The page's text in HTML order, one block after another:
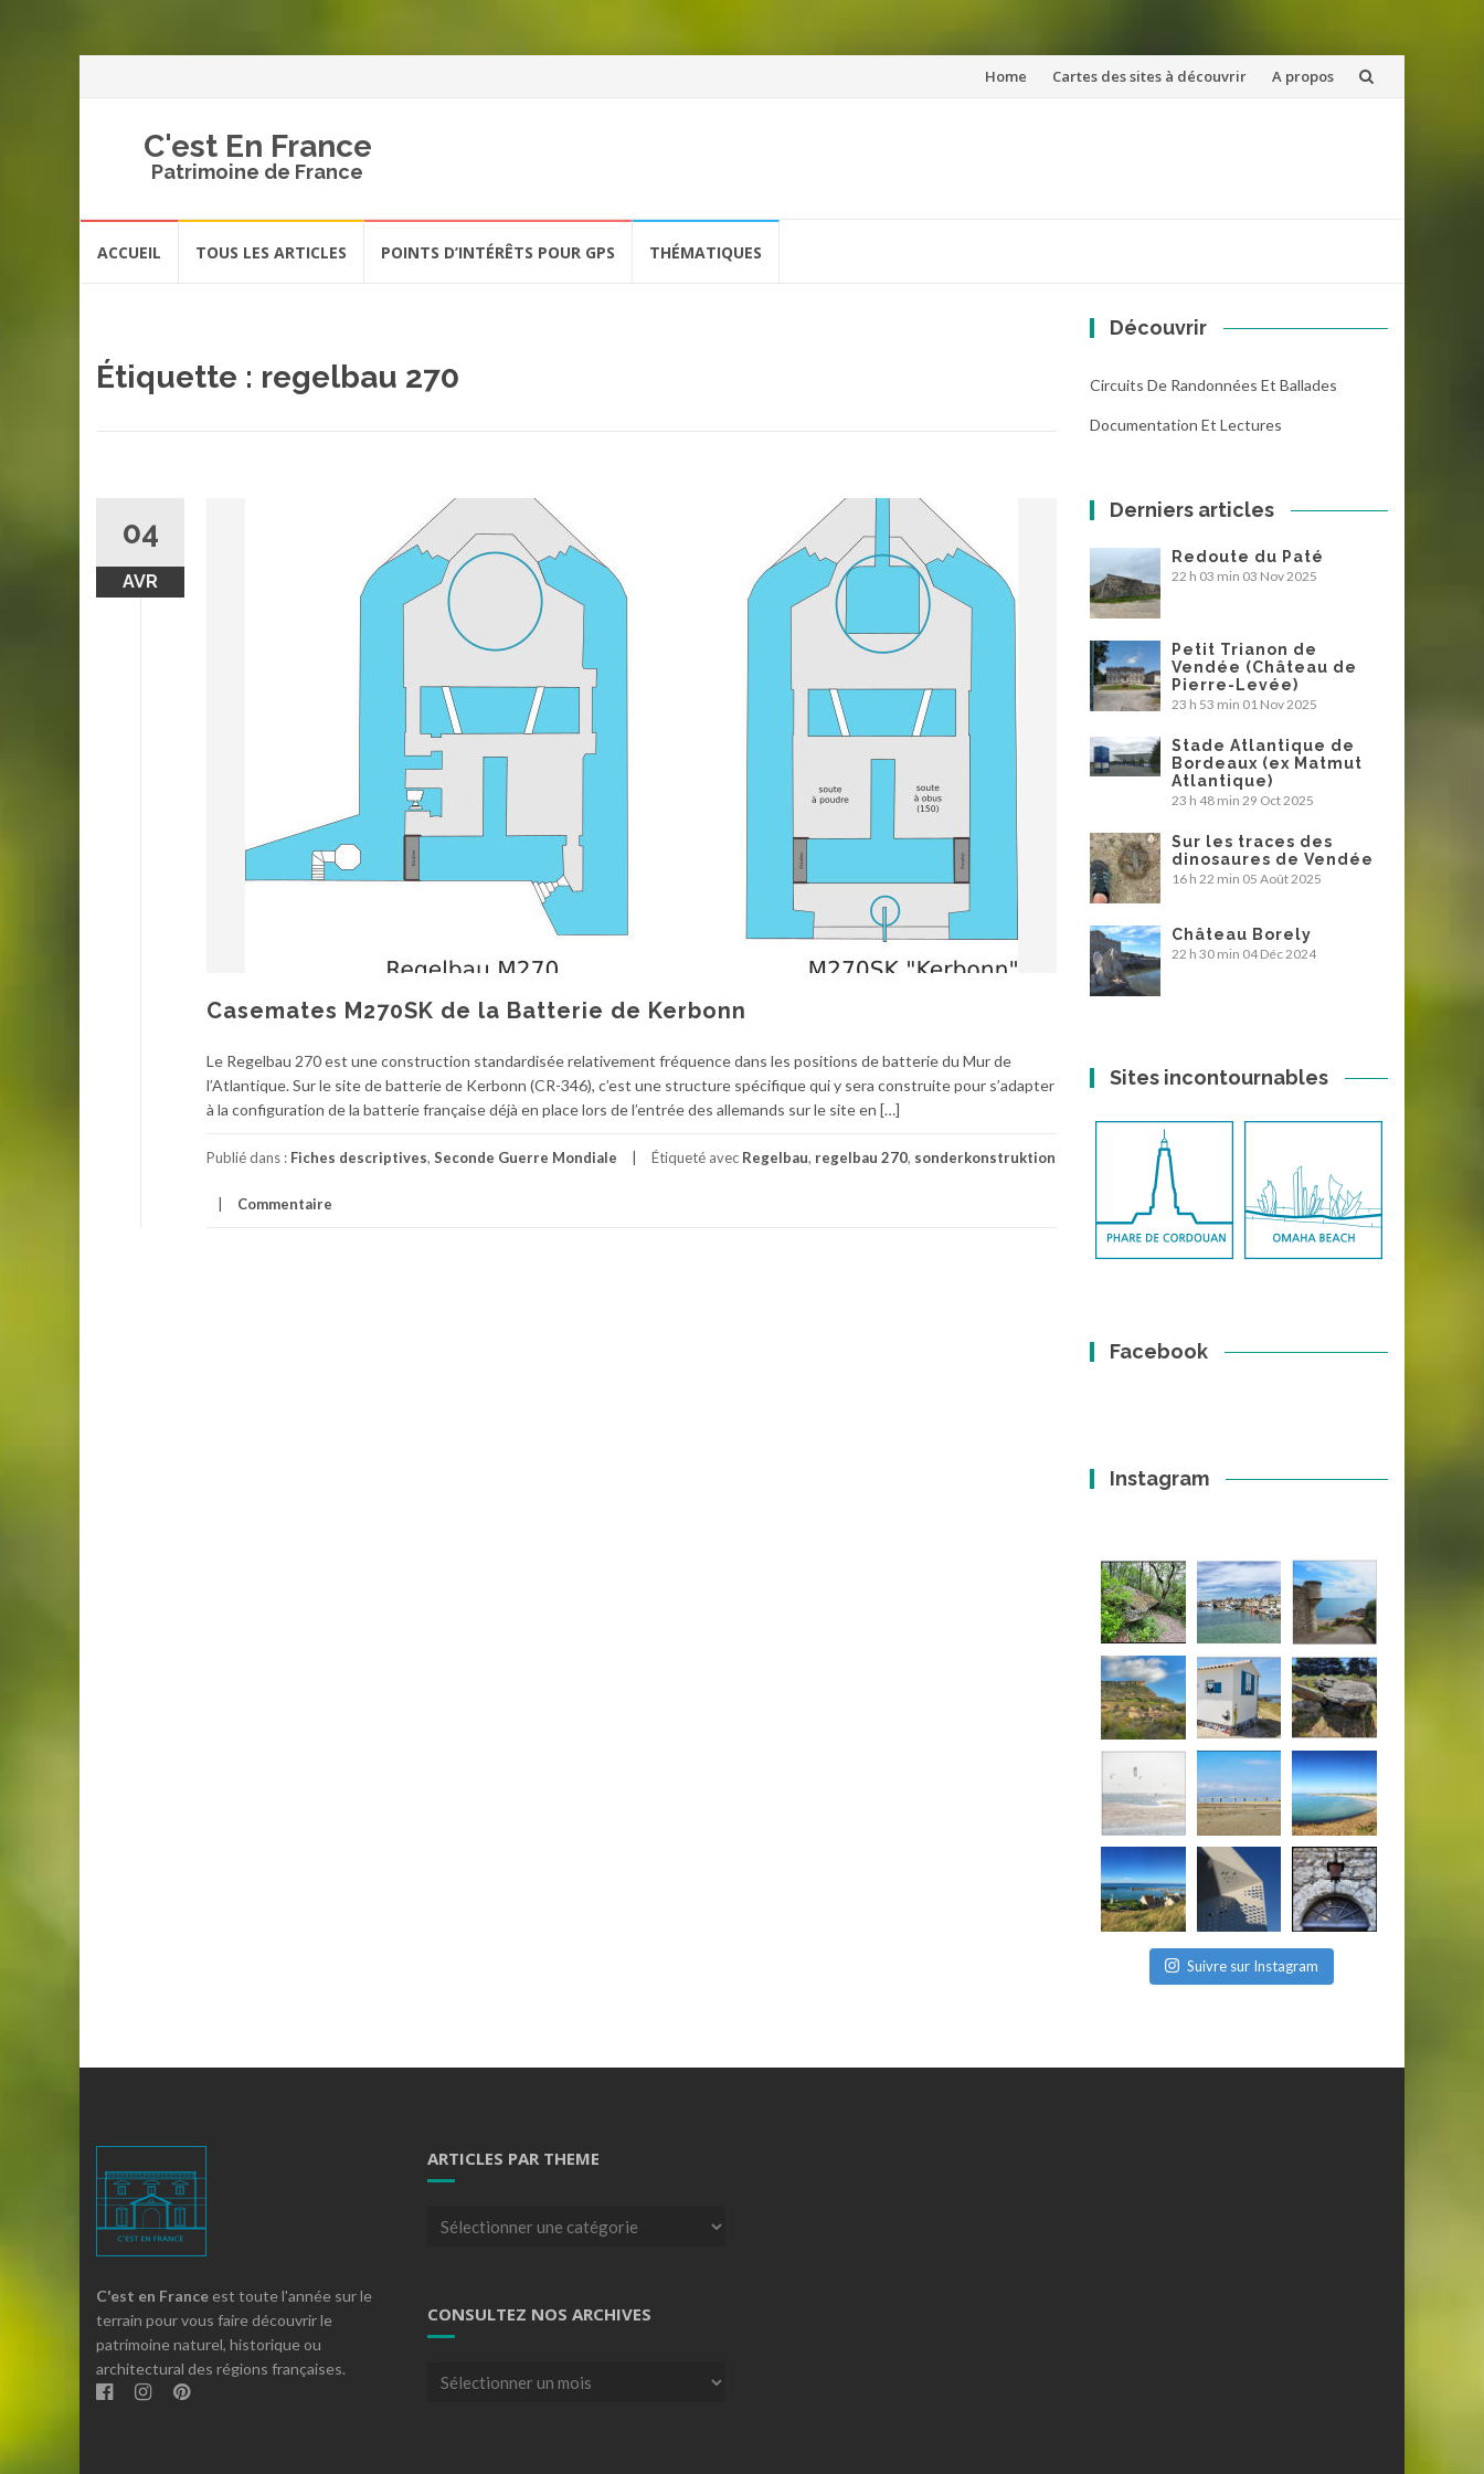
Aller
Home Cartes des sites à découvrir A propos
C'est En France
Patrimoine de France
ACCUEIL TOUS LES ARTICLES POINTS D’INTÉRÊTS POUR GPS THÉMATIQUES
Étiquette : regelbau 270
04
AVR
Casemates M270SK de la Batterie de Kerbonn
Le Regelbau 270 est une construction standardisée relativement fréquence dans les positions de batterie du Mur de
l’Atlantique. Sur le site de batterie de Kerbonn (CR-346), c’est une structure spécifique qui y sera construite pour s’adapter
à la configuration de la batterie française déjà en place lors de l’entrée des allemands sur le site en […]
Publié dans : Fiches descriptives, Seconde Guerre Mondiale Étiqueté avec Regelbau, regelbau 270, sonderkonstruktion
Commentaire
Découvrir
Circuits De Randonnées Et Ballades
Documentation Et Lectures
Derniers articles
Redoute du Paté
22 h 03 min 03 Nov 2025
Petit Trianon de
Vendée (Château de
Pierre-Levée)
23 h 53 min 01 Nov 2025
Stade Atlantique de
Bordeaux (ex Matmut
Atlantique)
23 h 48 min 29 Oct 2025
Sur les traces des
dinosaures de Vendée
16 h 22 min 05 Août 2025
Château Borely
22 h 30 min 04 Déc 2024
Sites incontournables
Facebook
Instagram
Suivre sur Instagram
C'est en France est toute l'année sur le
terrain pour vous faire découvrir le
patrimoine naturel, historique ou
architectural des régions françaises.
ARTICLES PAR THEME
Articles
CONSULTEZ NOS ARCHIVES
Consultez